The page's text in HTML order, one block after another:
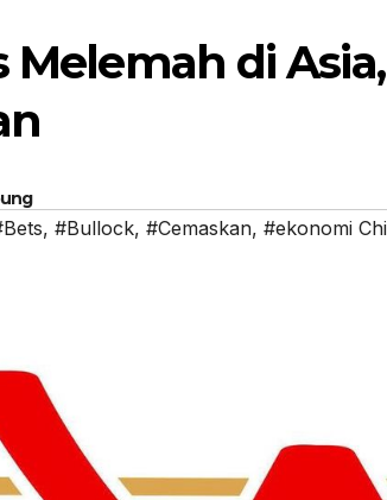
Melemah di
, #Bullock, #Cemaskan, #ekonomi